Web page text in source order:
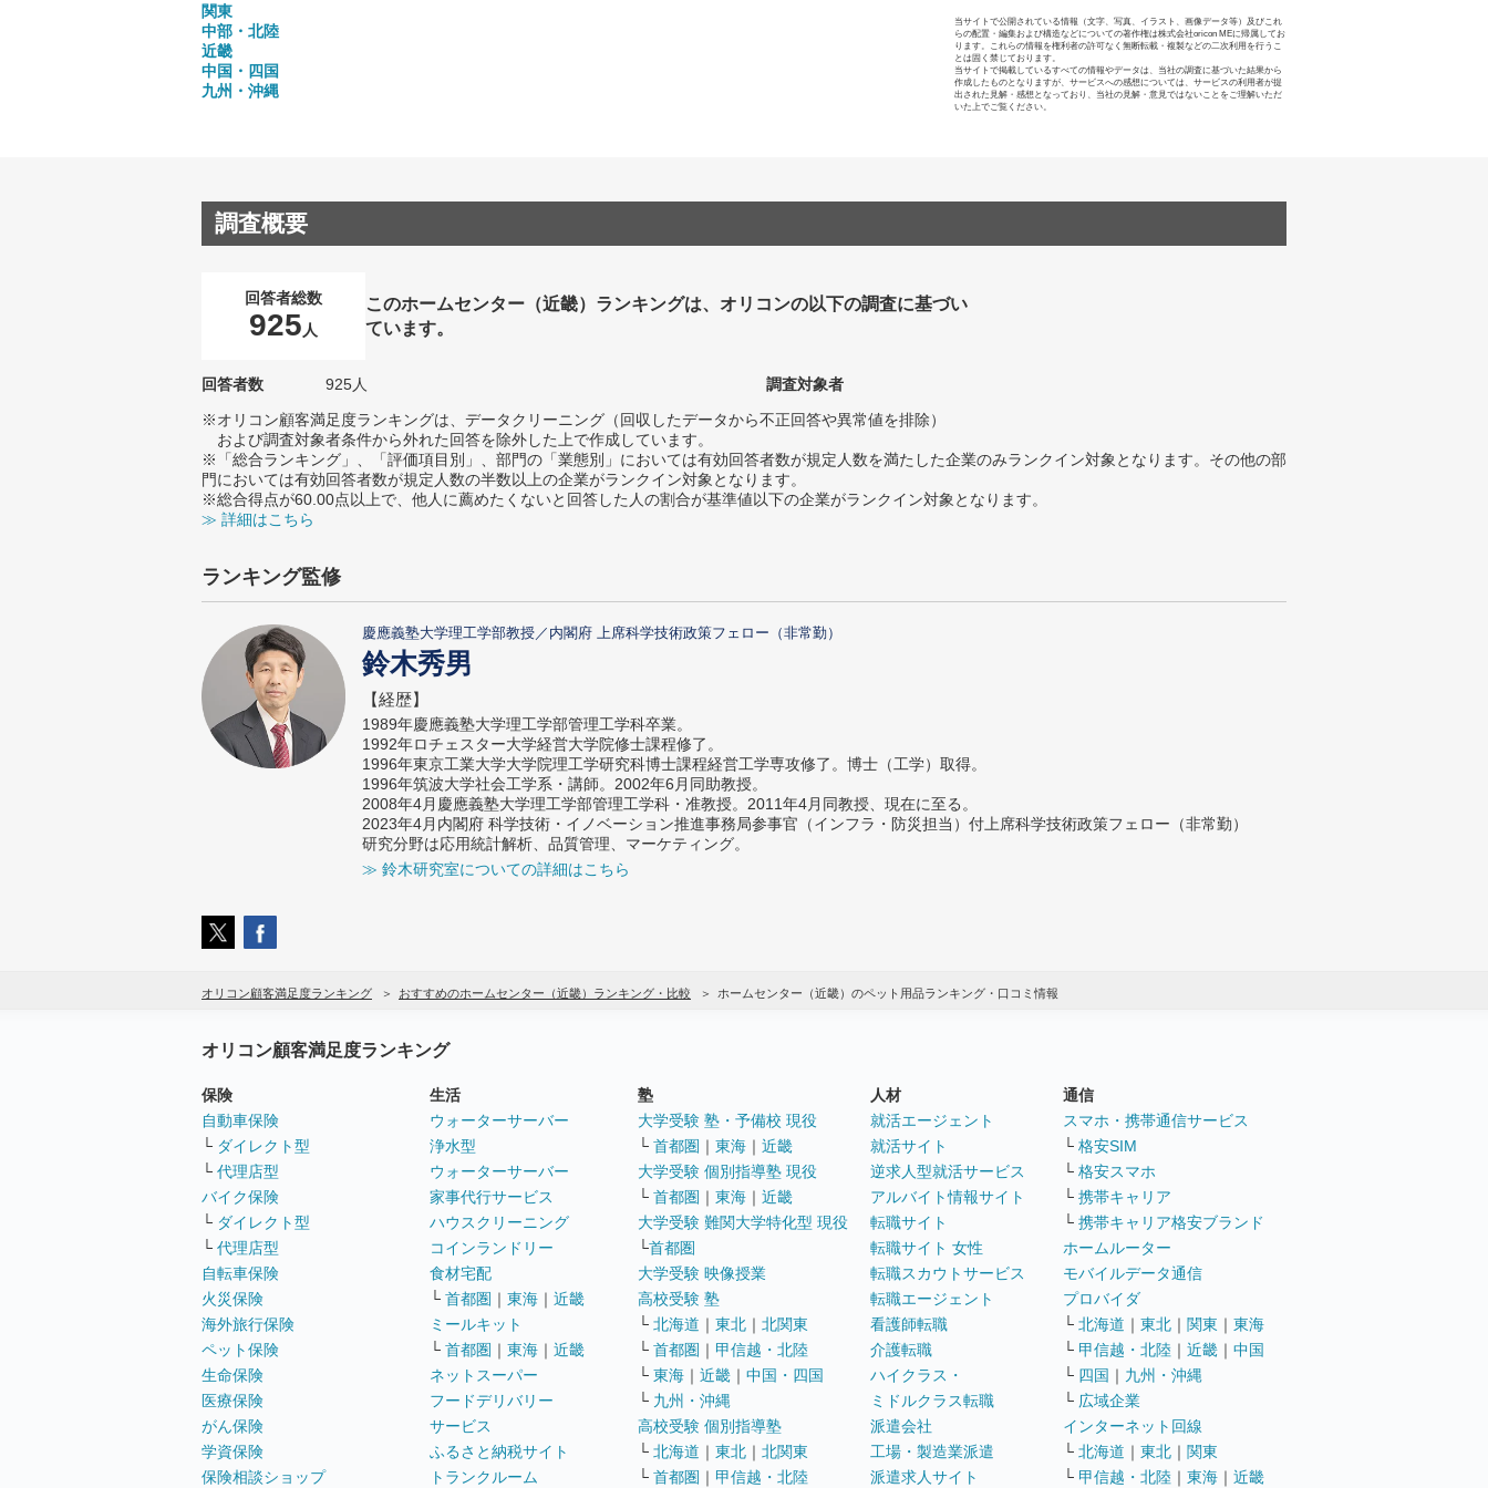
関東
中部・北陸
近畿
中国・四国
九州・沖縄
当サイトで公開されている情報（文字、写真、イラスト、画像データ等）及びこれ
らの配置・編集および構造などについての著作権は株式会社oricon MEに帰属してお
ります。これらの情報を権利者の許可なく無断転載・複製などの二次利用を行うこ
とは固く禁じております。
当サイトで掲載しているすべての情報やデータは、当社の調査に基づいた結果から
作成したものとなりますが、サービスへの感想については、サービスの利用者が提
出された見解・感想となっており、当社の見解・意見ではないことをご理解いただ
いた上でご覧ください。
調査概要
回答者総数
925 人
このホームセンター（近畿）ランキングは、オリコンの以下の調査に基づい
ています。
回答者数 925人
調査対象者
※オリコン顧客満足度ランキングは、データクリーニング（回収したデータから不正回答や異常値を排除）
および調査対象者条件から外れた回答を除外した上で作成しています。
※「総合ランキング」、「評価項目別」、部門の「業態別」においては有効回答者数が規定人数を満たした企業のみランクイン対象となります。その他の部
門においては有効回答者数が規定人数の半数以上の企業がランクイン対象となります。
※総合得点が60.00点以上で、他人に薦めたくないと回答した人の割合が基準値以下の企業がランクイン対象となります。
≫ 詳細はこちら
ランキング監修
慶應義塾大学理工学部教授／内閣府 上席科学技術政策フェロー（非常勤）
鈴木秀男
【経歴】
1989年慶應義塾大学理工学部管理工学科卒業。
1992年ロチェスター大学経営大学院修士課程修了。
1996年東京工業大学大学院理工学研究科博士課程経営工学専攻修了。博士（工学）取得。
1996年筑波大学社会工学系・講師。2002年6月同助教授。
2008年4月慶應義塾大学理工学部管理工学科・准教授。2011年4月同教授、現在に至る。
2023年4月内閣府 科学技術・イノベーション推進事務局参事官（インフラ・防災担当）付上席科学技術政策フェロー（非常勤）
研究分野は応用統計解析、品質管理、マーケティング。
≫ 鈴木研究室についての詳細はこちら
オリコン顧客満足度ランキング おすすめのホームセンター（近畿）ランキング・比較 ホームセンター（近畿）のペット用品ランキング・口コミ情報
オリコン顧客満足度ランキング
保険
自動車保険
└ ダイレクト型
└ 代理店型
バイク保険
└ ダイレクト型
└ 代理店型
自転車保険
火災保険
海外旅行保険
ペット保険
生命保険
医療保険
がん保険
学資保険
保険相談ショップ
生活
ウォーターサーバー
浄水型
ウォーターサーバー
家事代行サービス
ハウスクリーニング
コインランドリー
食材宅配
└ 首都圏 ｜ 東海 ｜ 近畿
ミールキット
└ 首都圏 ｜ 東海 ｜ 近畿
ネットスーパー
フードデリバリー
サービス
ふるさと納税サイト
トランクルーム
塾
大学受験 塾・予備校 現役
└ 首都圏 ｜ 東海 ｜ 近畿
大学受験 個別指導塾 現役
└ 首都圏 ｜ 東海 ｜ 近畿
大学受験 難関大学特化型 現役
└首都圏
大学受験 映像授業
高校受験 塾
└ 北海道 ｜ 東北 ｜ 北関東
└ 首都圏 ｜ 甲信越・北陸
└ 東海 ｜ 近畿 ｜ 中国・四国
└ 九州・沖縄
高校受験 個別指導塾
└ 北海道 ｜ 東北 ｜ 北関東
└ 首都圏 ｜ 甲信越・北陸
人材
就活エージェント
就活サイト
逆求人型就活サービス
アルバイト情報サイト
転職サイト
転職サイト 女性
転職スカウトサービス
転職エージェント
看護師転職
介護転職
ハイクラス・
ミドルクラス転職
派遣会社
工場・製造業派遣
派遣求人サイト
通信
スマホ・携帯通信サービス
└ 格安SIM
└ 格安スマホ
└ 携帯キャリア
└ 携帯キャリア格安ブランド
ホームルーター
モバイルデータ通信
プロバイダ
└ 北海道 ｜ 東北 ｜ 関東 ｜ 東海
└ 甲信越・北陸 ｜ 近畿 ｜ 中国
└ 四国 ｜ 九州・沖縄
└ 広域企業
インターネット回線
└ 北海道 ｜ 東北 ｜ 関東
└ 甲信越・北陸 ｜ 東海 ｜ 近畿